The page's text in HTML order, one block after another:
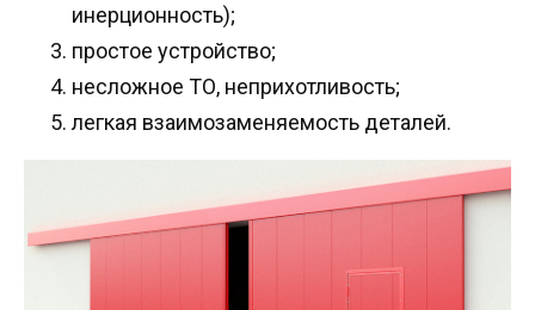
инерционность);
простое устройство;
несложное ТО, неприхотливость;
легкая взаимозаменяемость деталей.